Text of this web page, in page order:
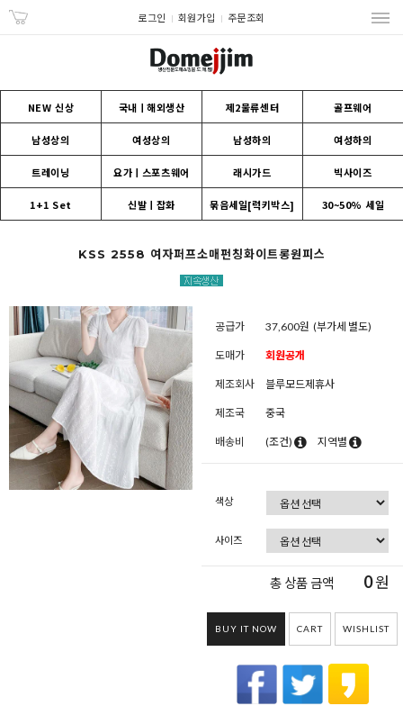
로그인 회원가입 주문조회
NEW 신상 국내ㅣ해외생산 제2물류센터 골프웨어
남성상의 여성상의 남성하의 여성하의
트레이닝 요가ㅣ스포츠웨어 래시가드 빅사이즈
1+1 Set 신발ㅣ잡화 묶음세일[럭키박스] 30~50% 세일
KSS 2558 여자퍼프소매펀칭화이트롱원피스
공급가 37,600원 (부가세 별도)
도매가 회원공개
제조회사 블루모드제휴사
제조국 중국
배송비 (조건) 지역별
색상
사이즈
총 상품 금액 0원
BUY IT NOW CART WISHLIST